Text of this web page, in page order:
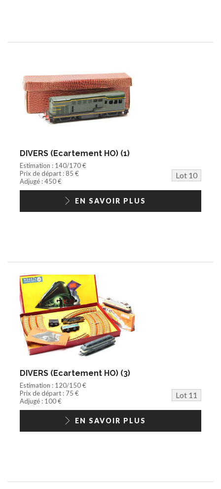
DIVERS (Ecartement HO) (1)
Estimation : 140/170 €
Prix de départ : 85 €
Lot 10
Adjugé : 450 €
EN SAVOIR PLUS
DIVERS (Ecartement HO) (3)
Estimation : 120/150 €
Prix de départ : 75 €
Lot 11
Adjugé : 100 €
EN SAVOIR PLUS